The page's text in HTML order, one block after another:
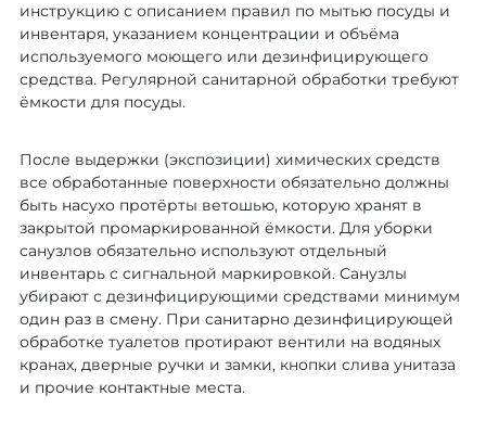
инструкцию с описанием правил по мытью посуды и
инвентаря, указанием концентрации и объёма
используемого моющего или дезинфицирующего
средства. Регулярной санитарной обработки требуют
ёмкости для посуды.
После выдержки (экспозиции) химических средств
все обработанные поверхности обязательно должны
быть насухо протёрты ветошью, которую хранят в
закрытой промаркированной ёмкости. Для уборки
санузлов обязательно используют отдельный
инвентарь с сигнальной маркировкой. Санузлы
убирают с дезинфицирующими средствами минимум
один раз в смену. При санитарно дезинфицирующей
обработке туалетов протирают вентили на водяных
кранах, дверные ручки и замки, кнопки слива унитаза
и прочие контактные места.